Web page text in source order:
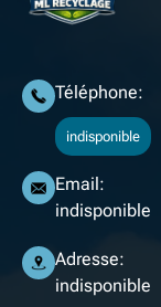
Téléphone:
indisponible
Email:
indisponible
Adresse:
indisponible